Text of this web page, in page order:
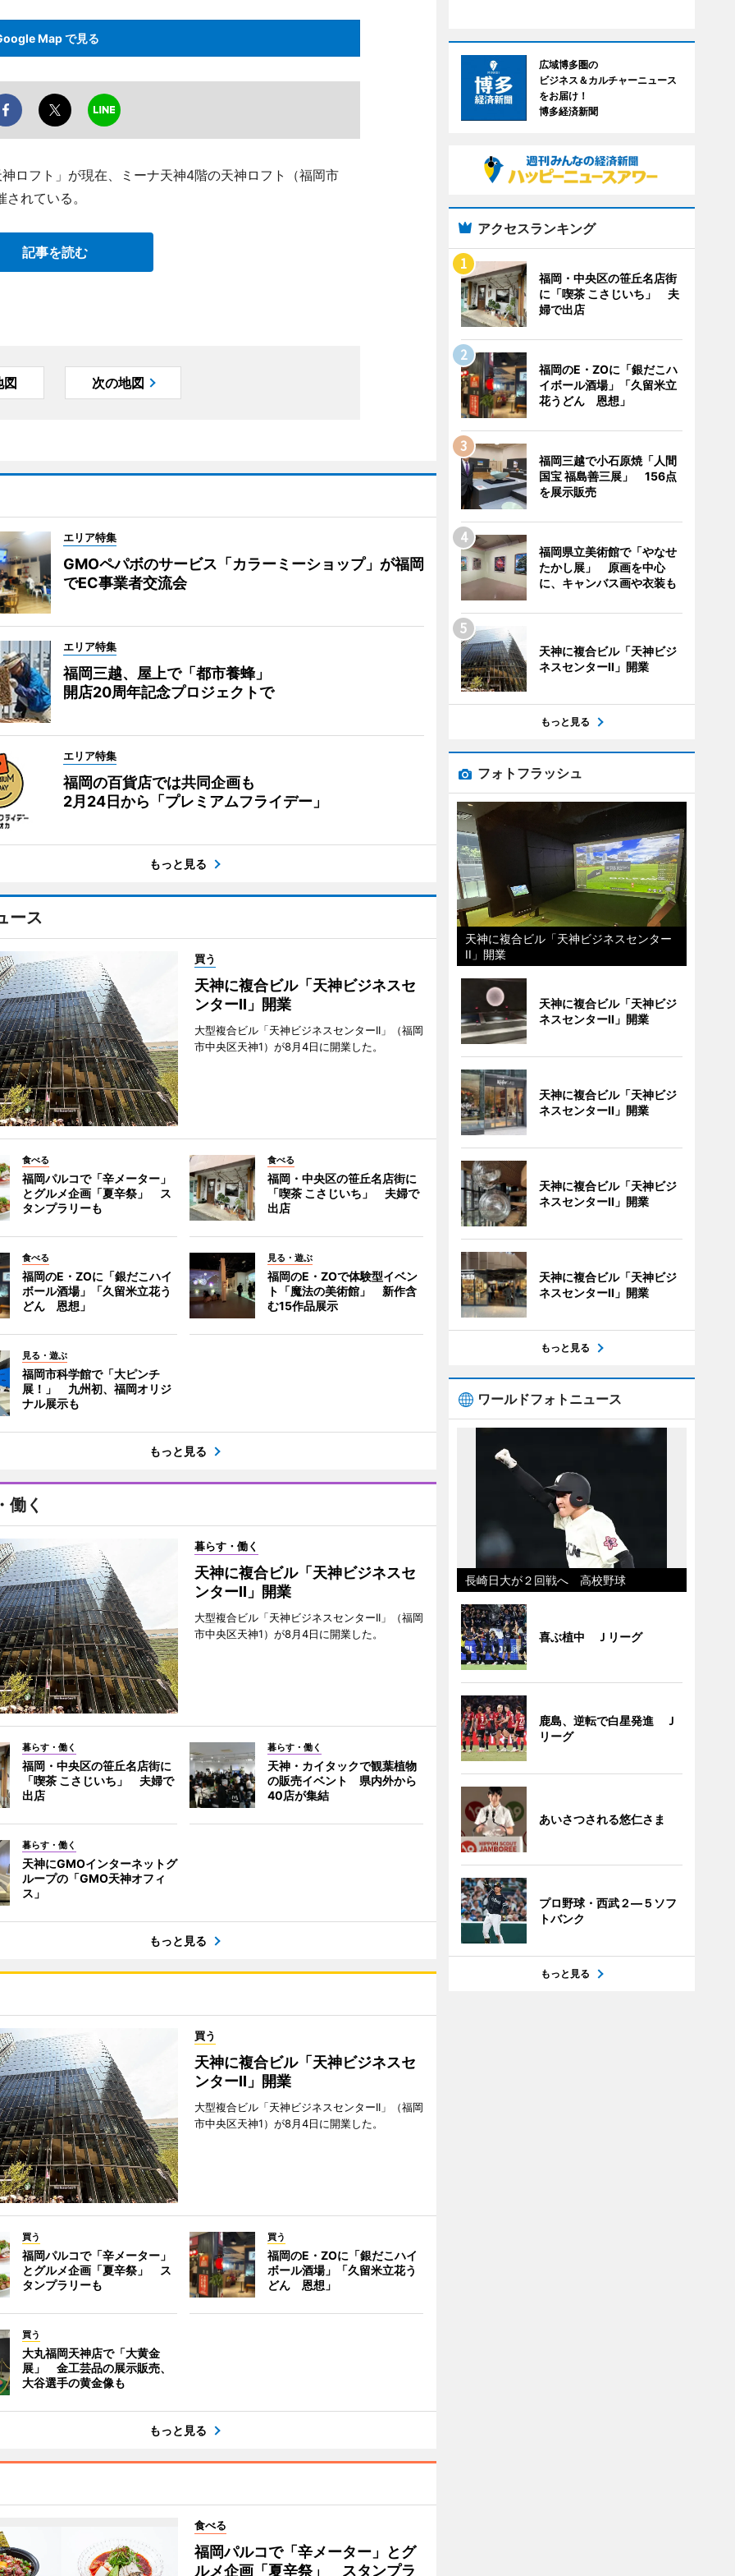
Map で見る
ロフト」が現在、ミーナ天神4階の天神ロフト（福岡市
れている。
記事を読む
図 次の地図
エリア特集
GMOペパボのサービス「カラーミーショップ」が福岡
でEC事業者交流会
エリア特集
福岡三越、屋上で「都市養蜂」
開店20周年記念プロジェクトで
エリア特集
福岡の百貨店では共同企画も
2月24日から「プレミアムフライデー」
もっと見る
ース
買う
天神に複合ビル「天神ビジネスセ
ンターII」開業
大型複合ビル「天神ビジネスセンターII」（福岡
市中央区天神1）が8月4日に開業した。
食べる
福岡パルコで「辛メーター」
とグルメ企画「夏辛祭」 ス
タンプラリーも
食べる
福岡・中央区の笹丘名店街に
「喫茶 こさじいち」 夫婦で
出店
食べる
福岡のE・ZOに「銀だこハイ
ボール酒場」「久留米立花う
どん 恩想」
見る・遊ぶ
福岡のE・ZOで体験型イベン
ト「魔法の美術館」 新作含
む15作品展示
見る・遊ぶ
福岡市科学館で「大ピンチ
展！」 九州初、福岡オリジ
ナル展示も
もっと見る
働く
暮らす・働く
天神に複合ビル「天神ビジネスセ
ンターII」開業
大型複合ビル「天神ビジネスセンターII」（福岡
市中央区天神1）が8月4日に開業した。
暮らす・働く
福岡・中央区の笹丘名店街に
「喫茶 こさじいち」 夫婦で
出店
暮らす・働く
天神・カイタックで観葉植物
の販売イベント 県内外から
40店が集結
暮らす・働く
天神にGMOインターネットグ
ループの「GMO天神オフィ
ス」
もっと見る
買う
天神に複合ビル「天神ビジネスセ
ンターII」開業
大型複合ビル「天神ビジネスセンターII」（福岡
市中央区天神1）が8月4日に開業した。
買う
福岡パルコで「辛メーター」
とグルメ企画「夏辛祭」 ス
タンプラリーも
買う
福岡のE・ZOに「銀だこハイ
ボール酒場」「久留米立花う
どん 恩想」
買う
大丸福岡天神店で「大黄金
展」 金工芸品の展示販売、
大谷選手の黄金像も
もっと見る
食べる
福岡パルコで「辛メーター」とグ
ルメ企画「夏辛祭」 スタンプラ
広域博多圏の
ビジネス＆カルチャーニュース
をお届け！
博多経済新聞
アクセスランキング
福岡・中央区の笹丘名店街
に「喫茶 こさじいち」 夫
婦で出店
福岡のE・ZOに「銀だこハ
イボール酒場」「久留米立
花うどん 恩想」
福岡三越で小石原焼「人間
国宝 福島善三展」 156点
を展示販売
福岡県立美術館で「やなせ
たかし展」 原画を中心
に、キャンバス画や衣装も
天神に複合ビル「天神ビジ
ネスセンターII」開業
もっと見る
フォトフラッシュ
天神に複合ビル「天神ビジネスセンター
II」開業
天神に複合ビル「天神ビジ
ネスセンターII」開業
天神に複合ビル「天神ビジ
ネスセンターII」開業
天神に複合ビル「天神ビジ
ネスセンターII」開業
天神に複合ビル「天神ビジ
ネスセンターII」開業
もっと見る
ワールドフォトニュース
長崎日大が２回戦へ 高校野球
喜ぶ植中 Ｊリーグ
鹿島、逆転で白星発進 Ｊ
リーグ
あいさつされる悠仁さま
プロ野球・西武２―５ソフ
トバンク
もっと見る